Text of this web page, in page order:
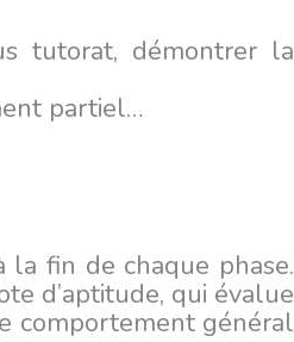
tutorat, démontrer la
partiel…
la fin de chaque phase.
d’aptitude, qui évalue
comportement général